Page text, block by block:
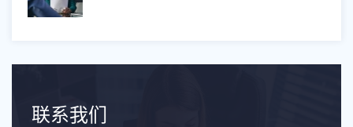
联系我们